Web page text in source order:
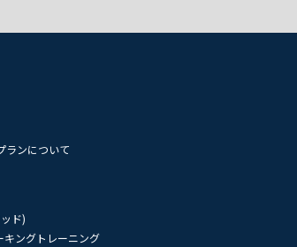
ランについて
ド)
キングトレーニング